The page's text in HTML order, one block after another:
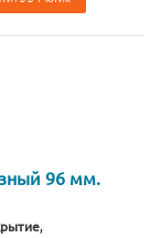
96 мм.
,